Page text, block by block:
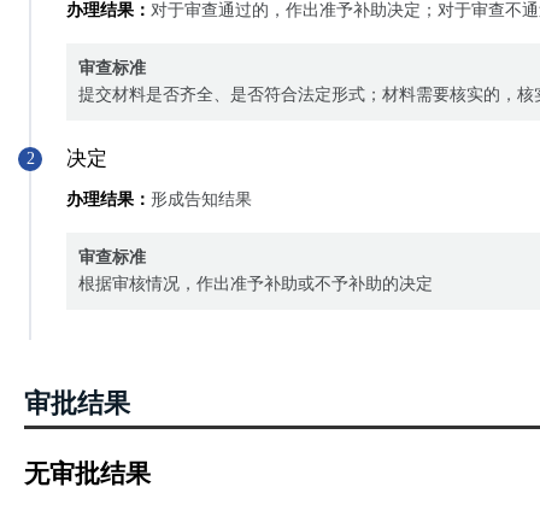
办理结果： 对于审查通过的，作出准予补助决定；对于审查不
审查标准
提交材料是否齐全、是否符合法定形式；材料需要核实的，核
2 决定
办理结果： 形成告知结果
审查标准
根据审核情况，作出准予补助或不予补助的决定
审批结果
无审批结果